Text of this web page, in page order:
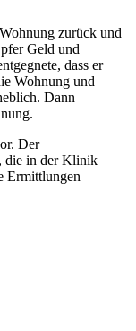
zurück und
Geld und
dass er
Wohnung und
Dann
Der
die in der Klinik
Ermittlungen